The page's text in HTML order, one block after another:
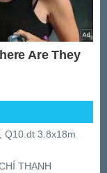
Q10.dt 3.8x18m
THANH